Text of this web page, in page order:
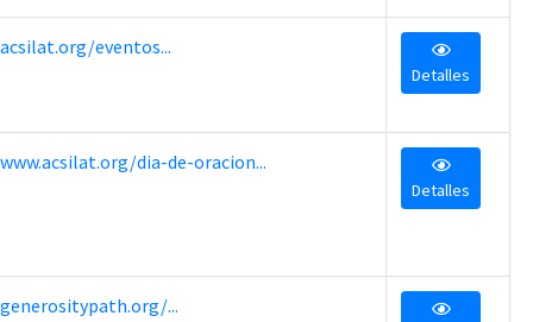
acsilat.org/eventos...
Detalles
www.acsilat.org/dia-de-oracion...
Detalles
generositypath.org/...